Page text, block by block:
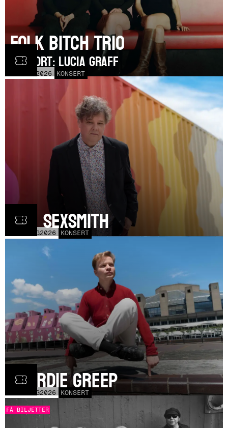
2026 KONSERT
Folk Bitch Trio
SUPPORT: Lucia Graff
AUG2026 KONSERT
Ron Sexsmith
AUG2026 KONSERT
FÅ BILJETTER
Geordie Greep